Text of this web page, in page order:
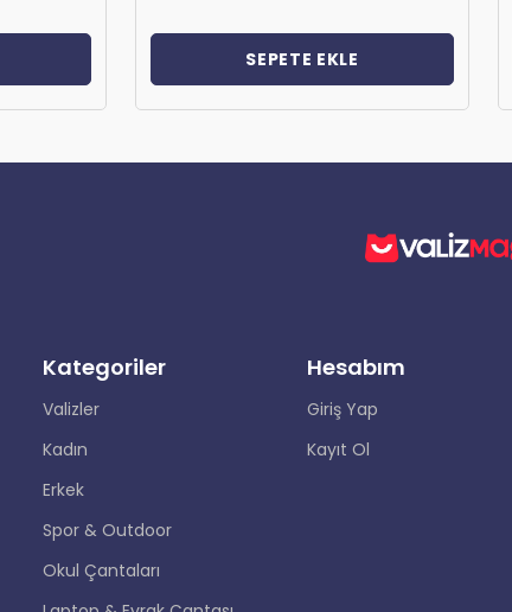
SEPETE EKLE
Kategoriler
Valizler
Kadın
Erkek
Spor & Outdoor
Okul Çantaları
Hesabım
Giriş Yap
Kayıt Ol